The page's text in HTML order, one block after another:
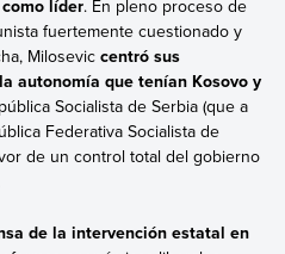
líder. En pleno proceso de
fuertemente cuestionado y
Milosevic centró sus
autonomía que tenían Kosovo y
Socialista de Serbia (que a
Federativa Socialista de
de un control total del gobierno
de la intervención estatal en